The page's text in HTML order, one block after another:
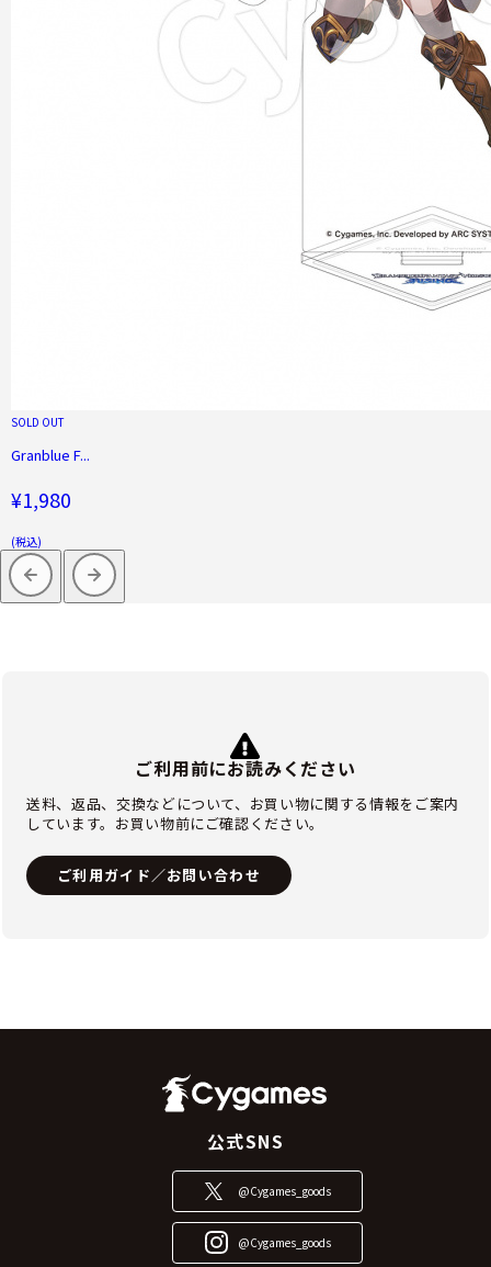
SOLD OUT
Granblue F...
¥1,980
(税込)
ご利用前にお読みください
送料、返品、交換などについて、お買い物に関する情報をご案内
しています。お買い物前にご確認ください。
ご利用ガイド／お問い合わせ
公式SNS
@Cygames_goods
@Cygames_goods